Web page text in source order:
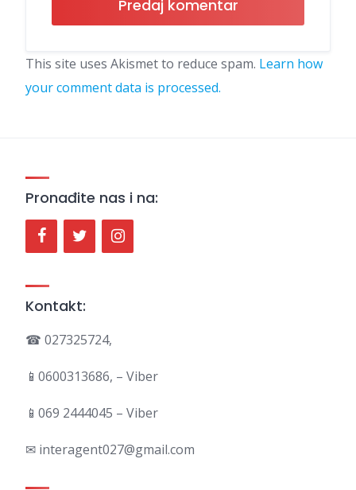
This site uses Akismet to reduce spam. Learn how
your comment data is processed.
Pronađite nas i na:
Kontakt:
☎ 027325724,
📱0600313686, – Viber
📱069 2444045 – Viber
✉ interagent027@gmail.com